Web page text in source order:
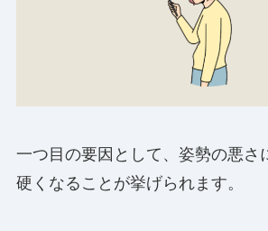
一つ目の要因として、姿勢の悪さ
硬くなることが挙げられます。